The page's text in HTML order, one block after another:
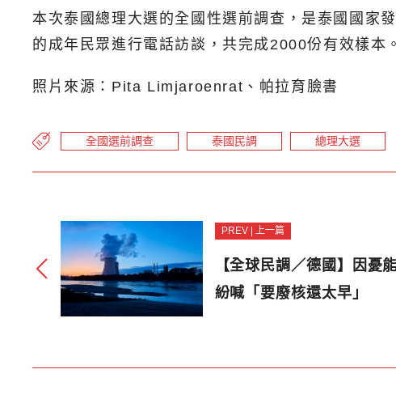
本次泰國總理大選的全國性選前調查，是泰國國家
的成年民眾進行電話訪談，共完成2000份有效樣本。
照片來源：Pita Limjaroenrat、帕拉育臉書
全國選前調查 泰國民調 總理大選
PREV | 上一篇
【全球民調／德國】因憂
紛喊「要廢核還太早」